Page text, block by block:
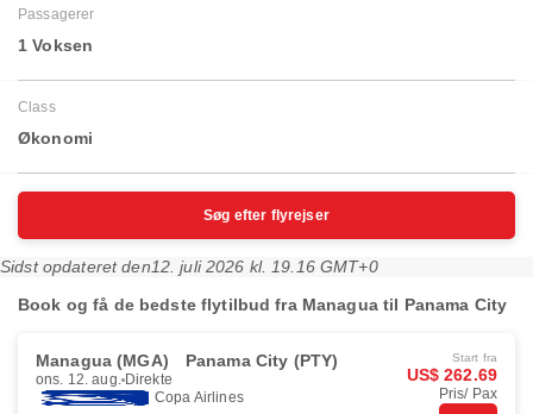
Passagerer
1 Voksen
Class
Økonomi
Søg efter flyrejser
Sidst opdateret den12. juli 2026 kl. 19.16 GMT+0
Book og få de bedste flytilbud fra Managua til Panama City
Managua (MGA) Panama City (PTY)
ons. 12. aug. Direkte
Copa Airlines
Start fra
US$ 262.69
Pris/ Pax